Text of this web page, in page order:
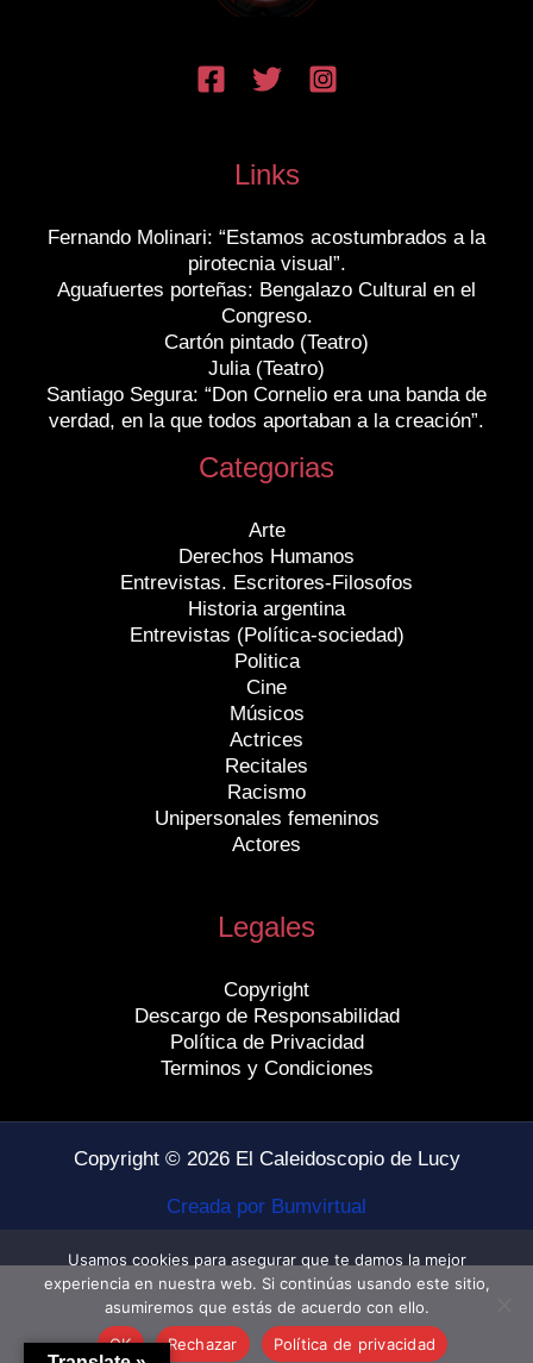
Links
Fernando Molinari: “Estamos acostumbrados a la
pirotecnia visual”.
Aguafuertes porteñas: Bengalazo Cultural en el
Congreso.
Cartón pintado (Teatro)
Julia (Teatro)
Santiago Segura: “Don Cornelio era una banda de
verdad, en la que todos aportaban a la creación”.
Categorias
Arte
Derechos Humanos
Entrevistas. Escritores-Filosofos
Historia argentina
Entrevistas (Política-sociedad)
Politica
Cine
Músicos
Actrices
Recitales
Racismo
Unipersonales femeninos
Actores
Legales
Copyright
Descargo de Responsabilidad
Política de Privacidad
Terminos y Condiciones
Copyright © 2026 El Caleidoscopio de Lucy
Creada por Bumvirtual
Usamos cookies para asegurar que te damos la mejor
experiencia en nuestra web. Si continúas usando este sitio,
asumiremos que estás de acuerdo con ello.
OK
Rechazar Política de privacidad